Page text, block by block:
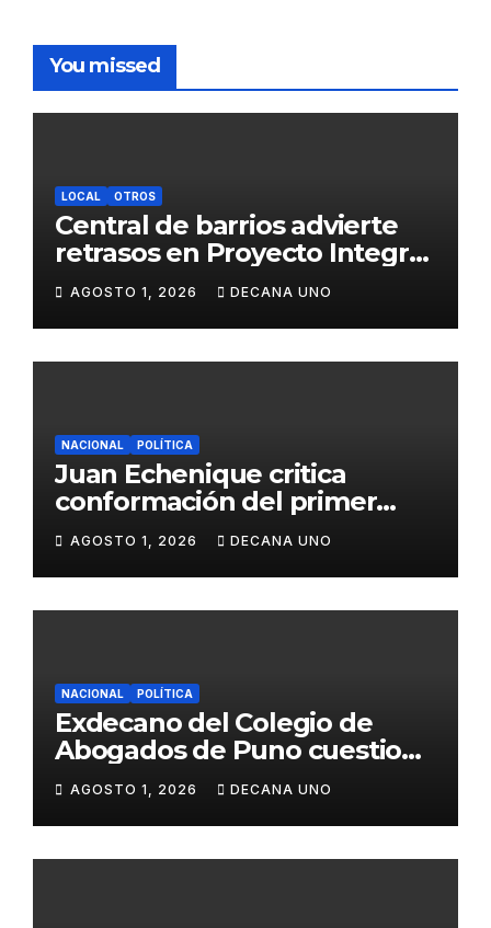
You missed
LOCAL OTROS
Central de barrios advierte
retrasos en Proyecto Integral
de Agua y Alcantarillado para
Juliaca
AGOSTO 1, 2026 DECANA UNO
NACIONAL POLÍTICA
Juan Echenique critica
conformación del primer
gabinete ministerial de Keiko
Fujimori
AGOSTO 1, 2026 DECANA UNO
NACIONAL POLÍTICA
Exdecano del Colegio de
Abogados de Puno cuestiona
propuestas sobre seguridad
ciudadana
AGOSTO 1, 2026 DECANA UNO